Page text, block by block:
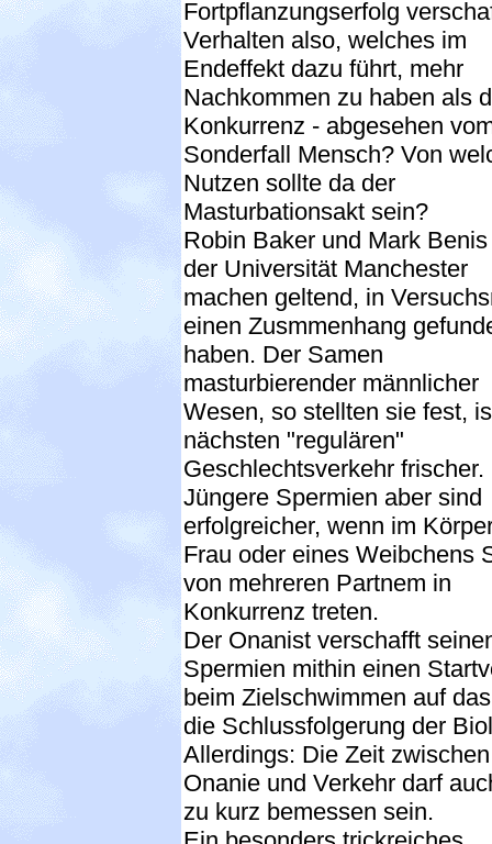
Fortpflanzungserfolg
Verhalten also, welches im
Endeffekt dazu führt, mehr
Nachkommen zu haben als
Konkurrenz - abgesehen
Sonderfall Mensch? Von
Nutzen sollte da der
Masturbationsakt sein?
Robin Baker und Mark
der Universität Manchester
machen geltend, in
einen Zusmmenhang
haben. Der Samen
masturbierender männlicher
Wesen, so stellten sie fest,
nächsten "regulären"
Geschlechtsverkehr frischer.
Jüngere Spermien aber sind
erfolgreicher, wenn im
Frau oder eines Weibchens
von mehreren Partnem in
Konkurrenz treten.
Der Onanist verschafft
Spermien mithin einen
beim Zielschwimmen auf
die Schlussfolgerung der
Allerdings: Die Zeit zwischen
Onanie und Verkehr darf
zu kurz bemessen sein.